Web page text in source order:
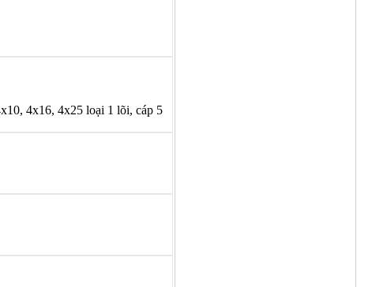
4x16, 4x25 loại 1 lõi, cáp 5